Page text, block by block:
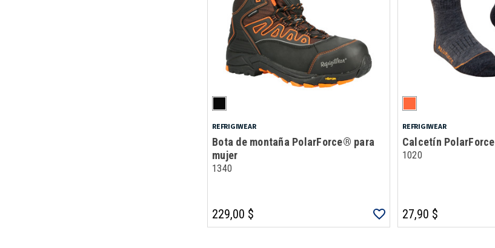
REFRIGIWEAR
Bota de montaña PolarForce® para
mujer
1340
229,00 $
REFRIGIWEAR
Calcetín PolarForce
1020
27,90 $